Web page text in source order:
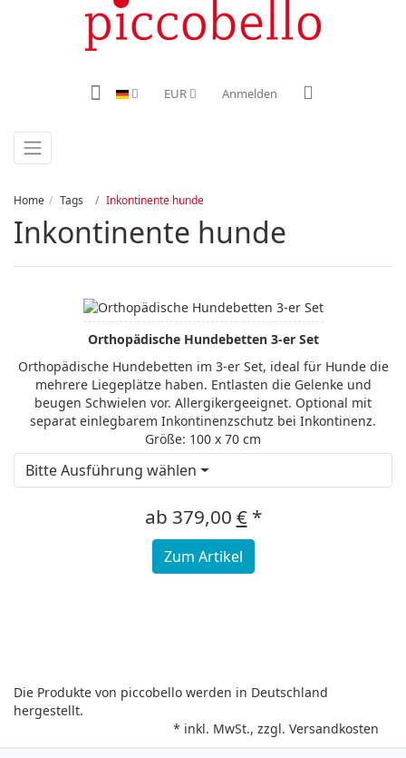
EUR Anmelden
Home Tags Inkontinente hunde
Inkontinente hunde
Orthopädische Hundebetten 3-er Set
Orthopädische Hundebetten im 3-er Set, ideal für Hunde die
mehrere Liegeplätze haben. Entlasten die Gelenke und
beugen Schwielen vor. Allergikergeeignet. Optional mit
separat einlegbarem Inkontinenzschutz bei Inkontinenz.
Größe: 100 x 70 cm
Bitte Ausführung wählen
ab 379,00 €*
Zum Artikel
Die Produkte von piccobello werden in Deutschland
hergestellt.
* inkl. MwSt., zzgl. Versandkosten